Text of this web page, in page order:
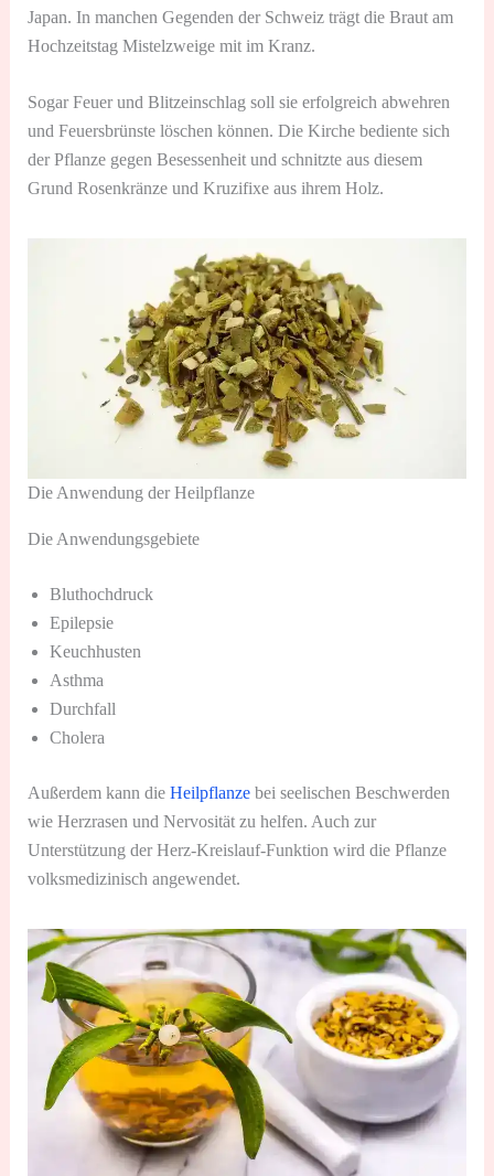
Japan. In manchen Gegenden der Schweiz trägt die Braut am
Hochzeitstag Mistelzweige mit im Kranz.
Sogar Feuer und Blitzeinschlag soll sie erfolgreich abwehren
und Feuersbrünste löschen können. Die Kirche bediente sich
der Pflanze gegen Besessenheit und schnitzte aus diesem
Grund Rosenkränze und Kruzifixe aus ihrem Holz.
Die Anwendung der Heilpflanze
Die Anwendungsgebiete
Bluthochdruck
Epilepsie
Keuchhusten
Asthma
Durchfall
Cholera
Außerdem kann die Heilpflanzebei seelischen Beschwerden
wie Herzrasen und Nervosität zu helfen. Auch zur
Unterstützung der Herz-Kreislauf-Funktion wird die Pflanze
volksmedizinisch angewendet.